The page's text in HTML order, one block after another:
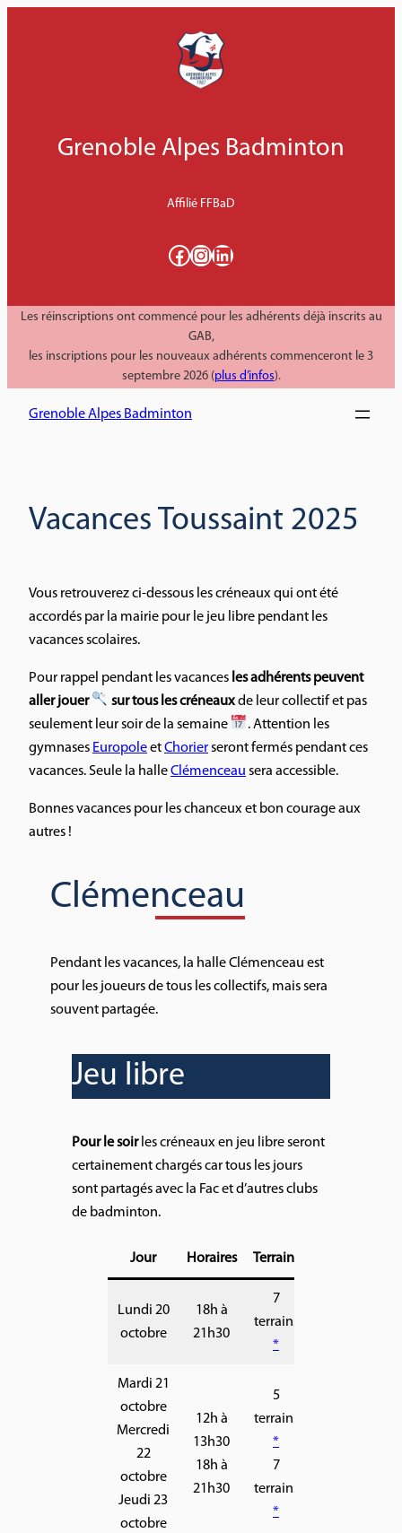
Grenoble Alpes Badminton
Affilié FFBaD
Facebook InstagramLinkedIn
Les réinscriptions ont commencé pour les adhérents déjà inscrits au
GAB,
les inscriptions pour les nouveaux adhérents commenceront le 3
septembre 2026 (plus d’infos).
Grenoble Alpes Badminton
Vacances Toussaint 2025
Vous retrouverez ci-dessous les créneaux qui ont été
accordés par la mairie pour le jeu libre pendant les
vacances scolaires.
Pour rappel pendant les vacances les adhérents peuvent
aller jouer
sur tous les créneauxde leur collectif et pas
seulement leur soir de la semaine
. Attention les
gymnases EuropoleetChorierseront fermés pendant ces
vacances. Seule la halleClémenceau sera accessible.
Bonnes vacances pour les chanceux et bon courage aux
autres !
Clémenceau
Pendant les vacances, la halle Clémenceau est
pour les joueurs de tous les collectifs, mais sera
souvent partagée.
Jeu libre
Pour le soir les créneaux en jeu libre seront
certainement chargés car tous les jours
sont partagés avec la Fac et d’autres clubs
de badminton.
Jour Horaires Terrains
Lundi 20
octobre
18h à
21h30
7
terrains
*
Mardi 21
octobre
Mercredi
22
octobre
Jeudi 23
octobre
12h à
13h30
18h à
21h30
5
terrains
*
7
terrains
*